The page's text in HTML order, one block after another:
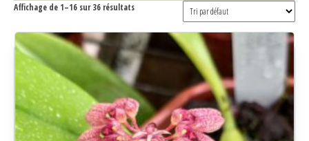
Affichage de 1–16 sur 36 résultats